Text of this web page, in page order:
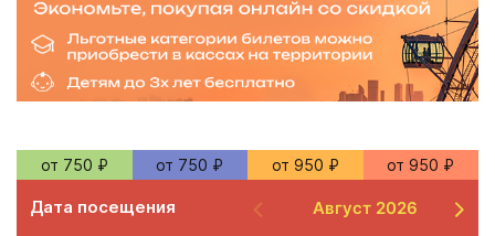
от 750 ₽ от 750 ₽ от 950 ₽ от 950 ₽
Дата посещения Август 2026